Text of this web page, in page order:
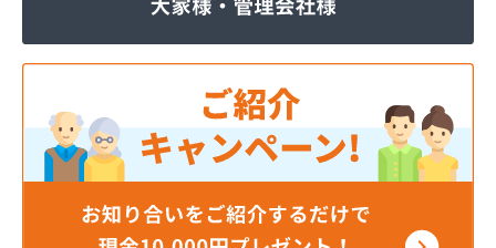
株式会社ウエハラ
株式会社エコア 八代営業所
株式会社エコア 北部充填所
株式会社シバタ 熊本営業所
株式会社ジャパンクラフト
株式会社ダイイチライフ
株式会社タイプロ